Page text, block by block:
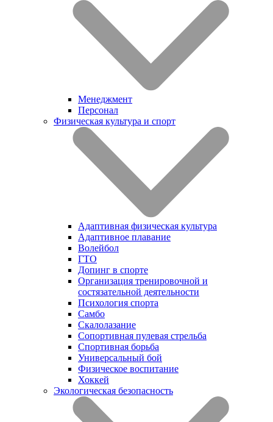
Менеджмент
Персонал
Физическая культура и спорт
Адаптивная физическая культура
Адаптивное плавание
Волейбол
ГТО
Допинг в спорте
Организация тренировочной и
состязательной деятельности
Психология спорта
Самбо
Скалолазание
Сопортивная пулевая стрельба
Спортивная борьба
Универсальный бой
Физическое воспитание
Хоккей
Экологическая безопасность